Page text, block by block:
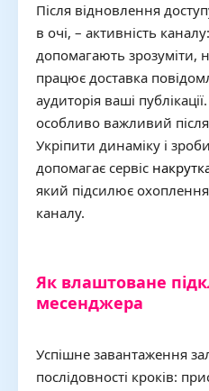
Після відновлення
в очі, – активність
допомагають зрозуміти,
працює доставка
аудиторія ваші
особливо важливий після
Укріпити динаміку і
допомагає сервіс
який підсилює
каналу.
Як влаштоване
месенджера
Успішне завантаження
послідовності кроків: